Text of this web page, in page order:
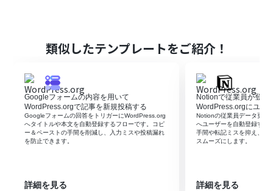
Yoomと連携する
次に、トリガーで、スケジュール起動を選択し、「毎週」
次に、オペレーションで、WordPress.orgの「カテゴリ
一覧を取得」アクションを設定する
次に、取得したカテゴリ情報それぞれに対して処理を行
うため、繰り返し処理のアクションを設定する
最後に、繰り返し処理の中で、Google スプレッドシート
の「レコードを更新する」アクションを設定し、カテゴリ
ペレーション」：トリガー起動後、フロー内で処理を行うアク
類似したテンプレートをご紹介！
Googleフォームの内容を用いて
WordPress.orgで記事を新規投稿する
Googleフォームの回答をトリガーにWordPress.org
へタイトルや本文を自動登録するフローです。コピ
ー＆ペーストの手間を削減し、入力ミスや投稿漏れ
を防止できます。
詳細を見る
Notionで従業員が登録
WordPress.orgにユー
Notionの従業員データ更新
へユーザーを自動登録する
手間や転記ミスを抑え、日
スムーズにします。
詳細を見る